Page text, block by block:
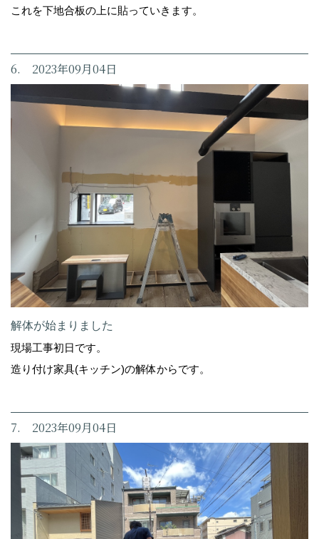
これを下地合板の上に貼っていきます。
6. 2023年09月04日
解体が始まりました
現場工事初日です。
造り付け家具(キッチン)の解体からです。
7. 2023年09月04日